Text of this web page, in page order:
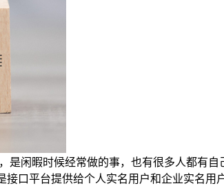
是闲暇时候经常做的事，也有很多人都有
口平台提供给个人实名用户和企业实名用